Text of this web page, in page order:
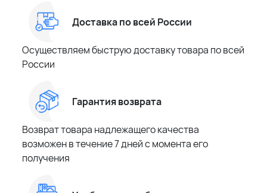
Доставка по всей России
Осуществляем быструю доставку товара по всей
России
Гарантия возврата
Возврат товара надлежащего качества
возможен в течение 7 дней с момента его
получения